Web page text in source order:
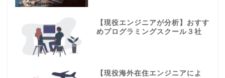
【現役エンジニアが分析】おすす
めプログラミングスクール３社
【現役海外在住エンジニアによ